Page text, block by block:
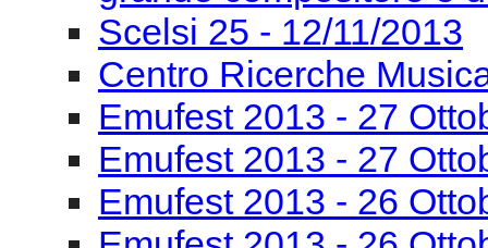
Scelsi 25 - 12/11/2013
Centro Ricerche
Emufest 2013 - 27
Emufest 2013 - 27
Emufest 2013 - 26